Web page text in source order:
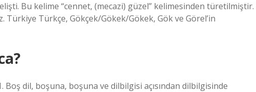
Bu kelime “cennet, (mecazi) güzel” kelimesinden türetilmiştir.
Türkçe, Gökçek/Gökek/Gökek, Gök ve Görel’in
Boş dil, boşuna, boşuna ve dilbilgisi açısından dilbilgisinde